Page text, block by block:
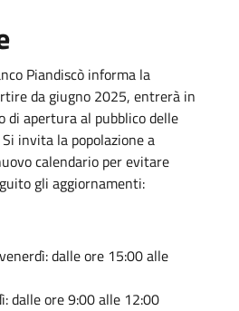
Piandiscò informa la
da giugno 2025, entrerà in
di apertura al pubblico delle
invita la popolazione a
calendario per evitare
gli aggiornamenti:
dalle ore 15:00 alle
dalle ore 9:00 alle 12:00